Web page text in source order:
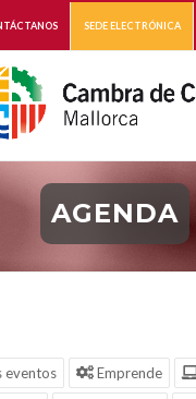
SEDE ELECTRÓNICA
AGENDA
eventos Emprende